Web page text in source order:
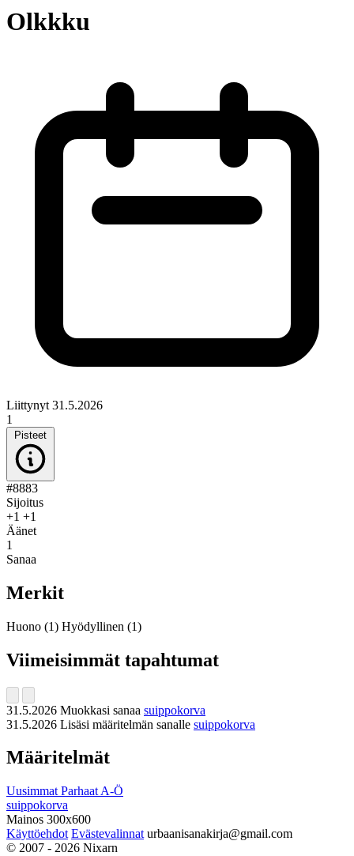
Olkkku
Liittynyt 31.5.2026
1
Pisteet
#8883
Sijoitus
+1 +1
Äänet
1
Sanaa
Merkit
Huono (1) Hyödyllinen (1)
Viimeisimmät tapahtumat
31.5.2026 Muokkasi sanaa suippokorva
31.5.2026 Lisäsi määritelmän sanalle suippokorva
Määritelmät
Uusimmat Parhaat A-Ö
suippokorva
Mainos 300x600
Käyttöehdot Evästevalinnat urbaanisanakirja@gmail.com
© 2007 - 2026 Nixarn